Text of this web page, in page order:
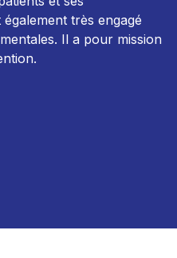
très engagé
Il a pour mission